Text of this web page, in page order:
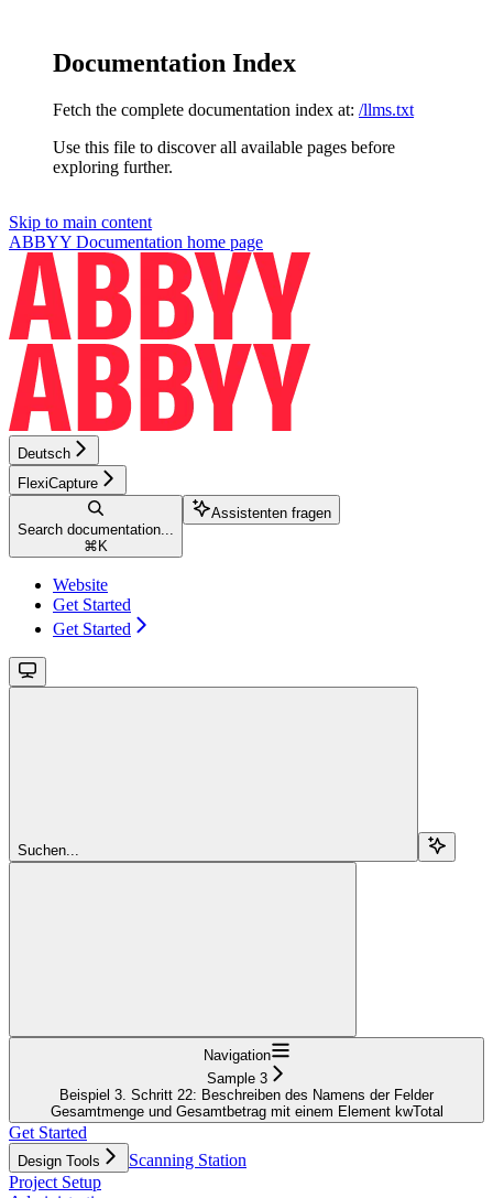
Documentation Index
Fetch the complete documentation index at: /llms.txt
Use this file to discover all available pages before
exploring further.
Skip to main content
ABBYY Documentation home page
Deutsch
FlexiCapture
Search documentation...
⌘ K
Assistenten fragen
Website
Get Started
Get Started
Suchen...
Navigation
Sample 3
Beispiel 3. Schritt 22: Beschreiben des Namens der Felder
Gesamtmenge und Gesamtbetrag mit einem Element kwTotal
Get Started
Design Tools
Scanning Station
Project Setup